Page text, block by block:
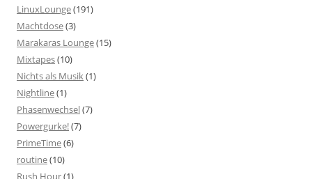
LinuxLounge(191)
Machtdose(3)
Marakaras Lounge(15)
Mixtapes(10)
Nichts als Musik(1)
Nightline(1)
Phasenwechsel(7)
Powergurke!(7)
PrimeTime(6)
routine(10)